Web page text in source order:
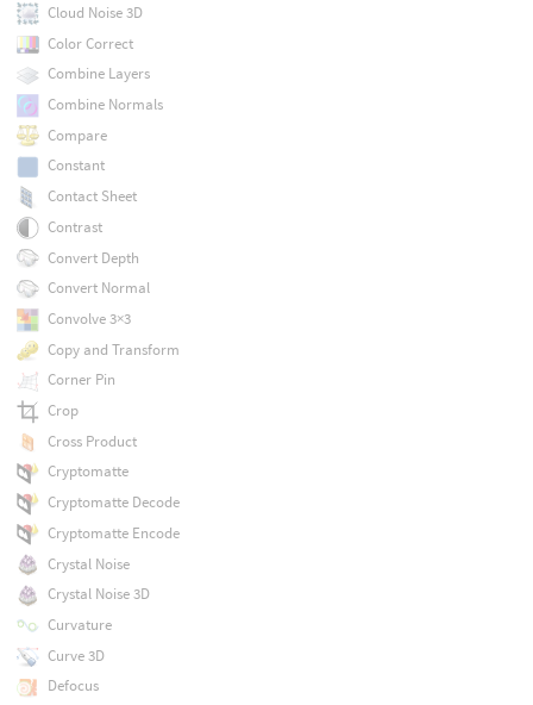
Cloud Noise 3D
Color Correct
Combine Layers
Combine Normals
Compare
Constant
Contact Sheet
Contrast
Convert Depth
Convert Normal
Convolve 3×3
Copy and Transform
Corner Pin
Crop
Cross Product
Cryptomatte
Cryptomatte Decode
Cryptomatte Encode
Crystal Noise
Crystal Noise 3D
Curvature
Curve 3D
Defocus